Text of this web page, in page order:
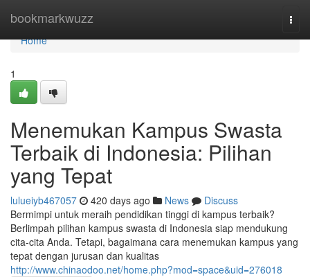
bookmarkwuzz
Home
Home
1
Menemukan Kampus Swasta
Terbaik di Indonesia: Pilihan
yang Tepat
lulueiyb467057 420 days ago News
Discuss
Bermimpi untuk meraih pendidikan tinggi di kampus terbaik?
Berlimpah pilihan kampus swasta di Indonesia siap mendukung
cita-cita Anda. Tetapi, bagaimana cara menemukan kampus yang
tepat dengan jurusan dan kualitas
http://www.chinaodoo.net/home.php?mod=space&uid=276018